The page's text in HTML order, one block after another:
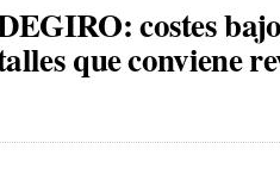
costes
que conviene